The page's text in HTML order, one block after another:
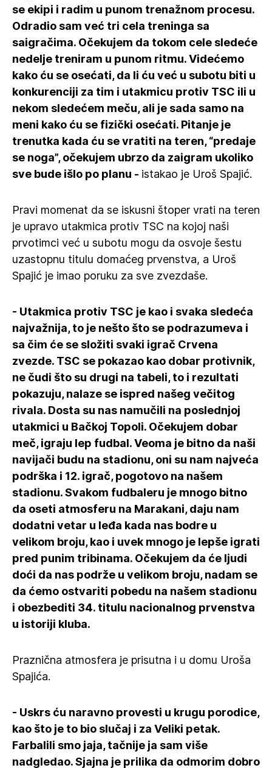
se ekipi i radim u punom trenažnom procesu.
Odradio sam već tri cela treninga sa
saigračima. Očekujem da tokom cele sledeće
nedelje treniram u punom ritmu. Videćemo
kako ću se osećati, da li ću već u subotu biti u
konkurenciji za tim i utakmicu protiv TSC ili u
nekom sledećem meču, ali je sada samo na
meni kako ću se fizički osećati. Pitanje je
trenutka kada ću se vratiti na teren, “predaje
se noga”, očekujem ubrzo da zaigram ukoliko
sve bude išlo po planu - istakao je Uroš Spajić.
Pravi momenat da se iskusni štoper vrati na teren
je upravo utakmica protiv TSC na kojoj naši
prvotimci već u subotu mogu da osvoje šestu
uzastopnu titulu domaćeg prvenstva, a Uroš
Spajić je imao poruku za sve zvezdaše.
- Utakmica protiv TSC je kao i svaka sledeća
najvažnija, to je nešto što se podrazumeva i
sa čim će se složiti svaki igrač Crvena
zvezde. TSC se pokazao kao dobar protivnik,
ne čudi što su drugi na tabeli, to i rezultati
pokazuju, nalaze se ispred našeg večitog
rivala. Dosta su nas namučili na poslednjoj
utakmici u Bačkoj Topoli. Očekujem dobar
meč, igraju lep fudbal. Veoma je bitno da naši
navijači budu na stadionu, oni su nam najveća
podrška i 12. igrač, pogotovo na našem
stadionu. Svakom fudbaleru je mnogo bitno
da oseti atmosferu na Marakani, daju nam
dodatni vetar u leđa kada nas bodre u
velikom broju, kao i uvek mnogo je lepše igrati
pred punim tribinama. Očekujem da će ljudi
doći da nas podrže u velikom broju, nadam se
da ćemo ostvariti pobedu na našem stadionu
i obezbediti 34. titulu nacionalnog prvenstva
u istoriji kluba.
Praznična atmosfera je prisutna i u domu Uroša
Spajića.
- Uskrs ću naravno provesti u krugu porodice,
kao što je to bio slučaj i za Veliki petak.
Farbalili smo jaja, tačnije ja sam više
nadgledao. Sjajna je prilika da odmorim dobro